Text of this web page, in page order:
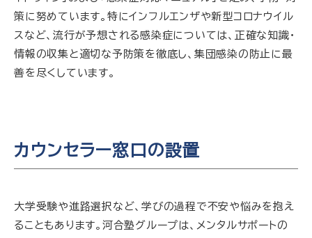
策に努めています。特にインフルエンザや新型コロナウイル
スなど、流行が予想される感染症については、正確な知識・
情報の収集と適切な予防策を徹底し、集団感染の防止に最
善を尽くしています。
カウンセラー窓口の設置
大学受験や進路選択など、学びの過程で不安や悩みを抱え
ることもあります。河合塾グループは、メンタルサポートの